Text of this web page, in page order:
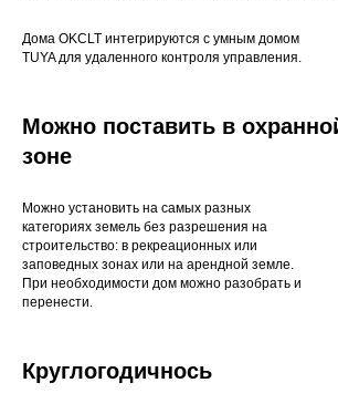
Дома OKCLT интегрируются с умным домом
TUYA для удаленного контроля управления.
Можно поставить в
зоне
Можно установить на самых разных
категориях земель без разрешения на
строительство: в рекреационных или
заповедных зонах или на арендной земле.
При необходимости дом можно разобрать и
перенести.
Круглогодичнось